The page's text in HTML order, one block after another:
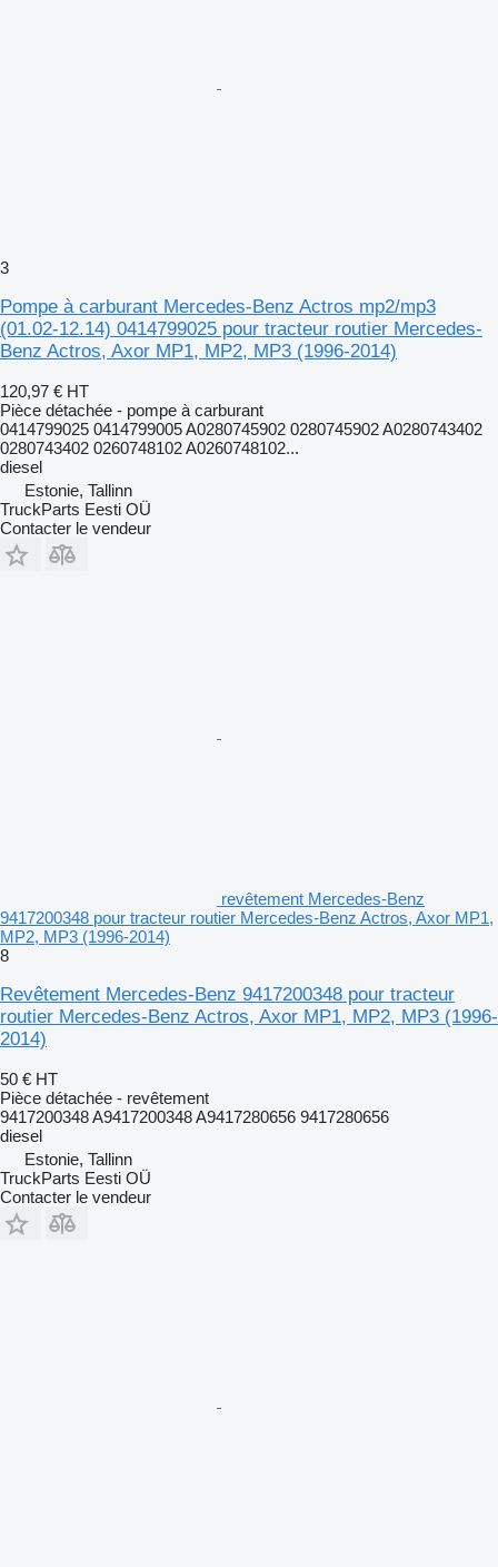
3
Pompe à carburant Mercedes-Benz Actros mp2/mp3
(01.02-12.14) 0414799025 pour tracteur routier Mercedes-
Benz Actros, Axor MP1, MP2, MP3 (1996-2014)
120,97 € HT
Pièce détachée - pompe à carburant
0414799025 0414799005 A0280745902 0280745902 A0280743402
0280743402 0260748102 A0260748102...
diesel
Estonie, Tallinn
TruckParts Eesti OÜ
Contacter le vendeur
revêtement Mercedes-Benz
9417200348 pour tracteur routier Mercedes-Benz Actros, Axor MP1,
MP2, MP3 (1996-2014)
8
Revêtement Mercedes-Benz 9417200348 pour tracteur
routier Mercedes-Benz Actros, Axor MP1, MP2, MP3 (1996-
2014)
50 € HT
Pièce détachée - revêtement
9417200348 A9417200348 A9417280656 9417280656
diesel
Estonie, Tallinn
TruckParts Eesti OÜ
Contacter le vendeur